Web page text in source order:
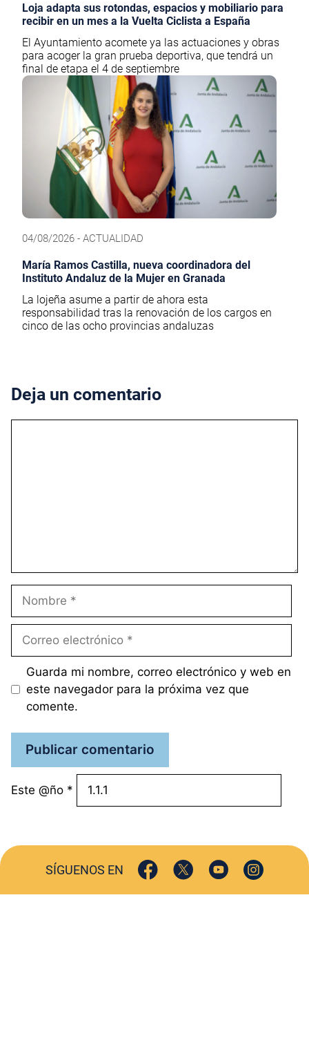
Loja adapta sus rotondas, espacios y mobiliario para
recibir en un mes a la Vuelta Ciclista a España
El Ayuntamiento acomete ya las actuaciones y obras
para acoger la gran prueba deportiva, que tendrá un
final de etapa el 4 de septiembre
04/08/2026 - ACTUALIDAD
María Ramos Castilla, nueva coordinadora del
Instituto Andaluz de la Mujer en Granada
La lojeña asume a partir de ahora esta
responsabilidad tras la renovación de los cargos en
cinco de las ocho provincias andaluzas
Deja un comentario
electrónico
Guarda mi nombre, correo electrónico y web en
este navegador para la próxima vez que
comente.
Este @ño *
SÍGUENOS EN